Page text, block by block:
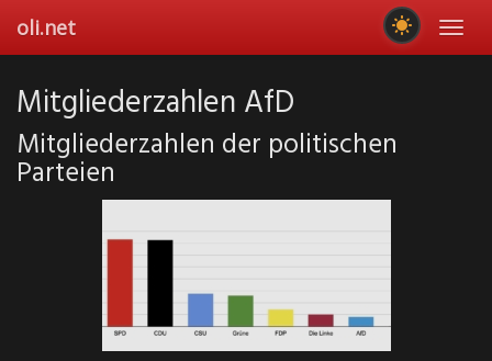
main
oli.net
Mitgliederzahlen AfD
Mitgliederzahlen der politischen
Parteien